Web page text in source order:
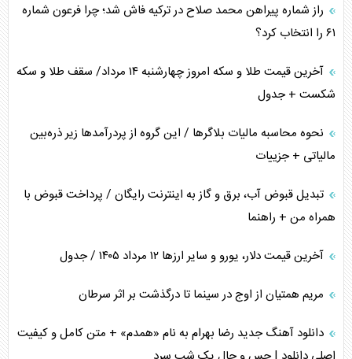
راز شماره پیراهن محمد صلاح در ترکیه فاش شد؛ چرا فرعون شماره
۶۱ را انتخاب کرد؟
آخرین قیمت طلا و سکه امروز چهارشنبه ۱۴ مرداد/ سقف طلا و سکه
شکست + جدول
نحوه محاسبه مالیات بلاگر‌ها / این گروه از پردرآمد‌ها زیر ذره‌بین
مالیاتی + جزییات
تبدیل قبوض آب، برق و گاز به اینترنت رایگان / پرداخت قبوض با
همراه من + راهنما
آخرین قیمت دلار، یورو و سایر ارز‌ها ۱۲ مرداد ۱۴۰۵ / جدول
مریم همتیان از اوج در سینما تا درگذشت بر اثر سرطان
دانلود آهنگ جدید رضا بهرام به نام «همدم» + متن کامل و کیفیت